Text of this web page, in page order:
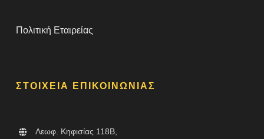
Πολιτική Εταιρείας
ΣΤΟΙΧΕΙΑ ΕΠΙΚΟΙΝΩΝΙΑΣ
Λεωφ. Κηφισίας 118B,